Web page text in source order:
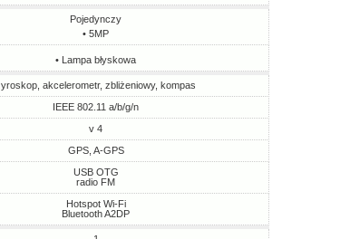
Pojedynczy
• 5MP
• Lampa błyskowa
akcelerometr, zbliżeniowy, kompas
IEEE 802.11 a/b/g/n
v 4
GPS, A-GPS
USB OTG
radio FM
Hotspot Wi-Fi
Bluetooth A2DP